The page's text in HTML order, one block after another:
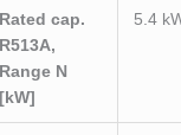
Rated cap.
R513A,
Range N
[kW]
5.4